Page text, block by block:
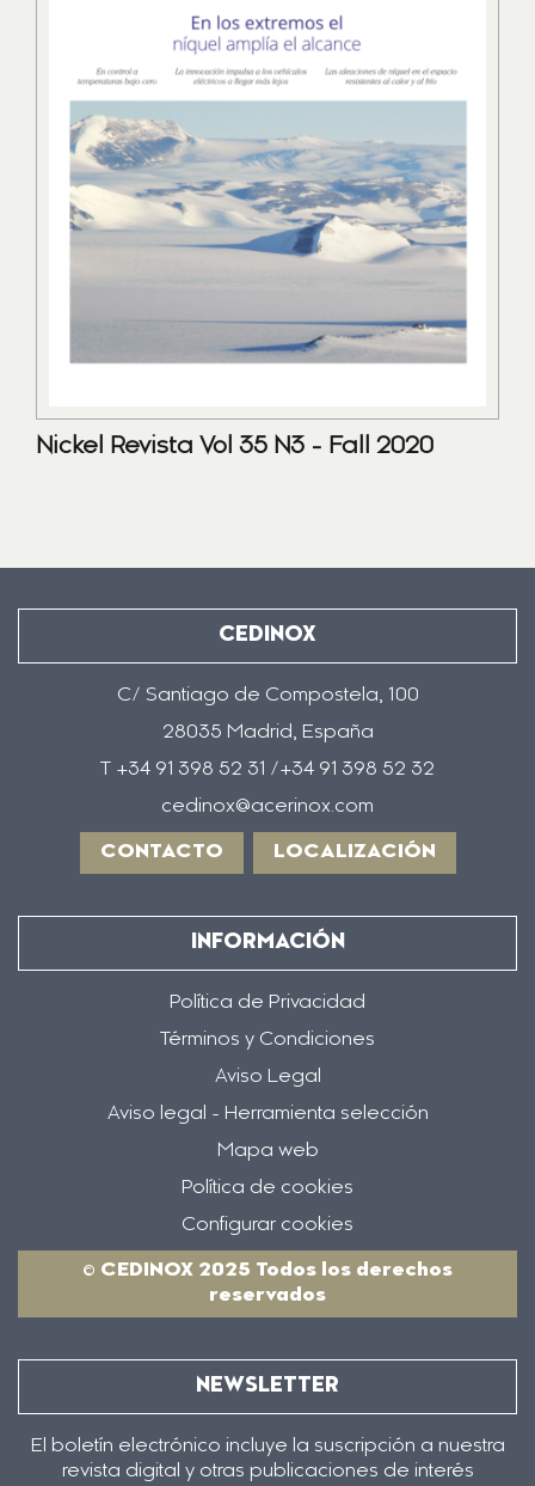
Nickel Revista Vol 35 N3 - Fall 2020
CEDINOX
C/ Santiago de Compostela, 100
28035 Madrid, España
T +34 91 398 52 31 /+34 91 398 52 32
cedinox@acerinox.com
CONTACTO LOCALIZACIÓN
INFORMACIÓN
Política de Privacidad
Términos y Condiciones
Aviso Legal
Aviso legal - Herramienta selección
Mapa web
Política de cookies
Configurar cookies
© CEDINOX 2025 Todos los derechos
reservados
NEWSLETTER
El boletín electrónico incluye la suscripción a nuestra
revista digital y otras publicaciones de interés